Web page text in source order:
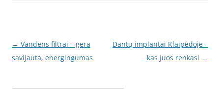
Post
navigation
← Vandens filtrai – gera
savijauta, energingumas
Dantų implantai Klaipėdoje –
kas juos renkasi →